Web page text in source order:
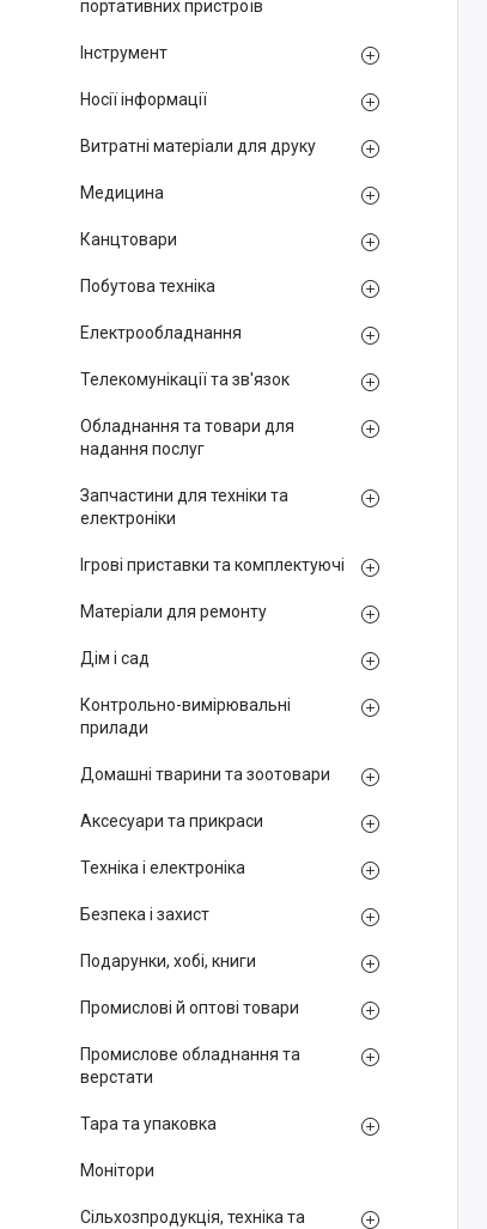
портативних пристроїв
Інструмент
Носії інформації
Витратні матеріали для друку
Медицина
Канцтовари
Побутова техніка
Електрообладнання
Телекомунікації та зв'язок
Обладнання та товари для
надання послуг
Запчастини для техніки та
електроніки
Ігрові приставки та комплектуючі
Матеріали для ремонту
Дім і сад
Контрольно-вимірювальні
прилади
Домашні тварини та зоотовари
Аксесуари та прикраси
Техніка і електроніка
Безпека і захист
Подарунки, хобі, книги
Промислові й оптові товари
Промислове обладнання та
верстати
Тара та упаковка
Монітори
Сільхозпродукція, техніка та